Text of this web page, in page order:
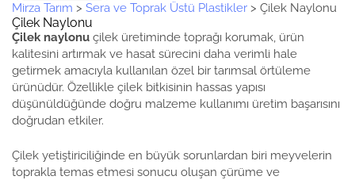
Mirza Tarım > Sera ve Toprak Üstü Plastikler > Çilek Naylonu
Çilek Naylonu
Çilek naylonu çilek üretiminde toprağı korumak, ürün
kalitesini artırmak ve hasat sürecini daha verimli hale
getirmek amacıyla kullanılan özel bir tarımsal örtüleme
ürünüdür. Özellikle çilek bitkisinin hassas yapısı
düşünüldüğünde doğru malzeme kullanımı üretim başarısını
doğrudan etkiler.
Çilek yetiştiriciliğinde en büyük sorunlardan biri meyvelerin
toprakla temas etmesi sonucu oluşan çürüme ve